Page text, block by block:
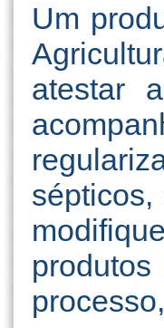
Um
atestar